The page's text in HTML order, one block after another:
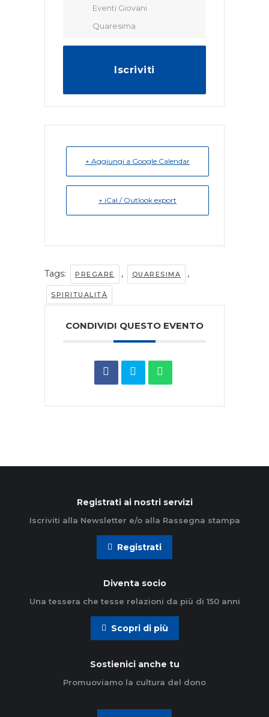
Eventi Giovani
Quaresima
Iscriviti
+ Aggiungi a Google Calendar
+ iCal / Outlook export
Tags: PREGARE , QUARESIMA ,
SPIRITUALITÀ
CONDIVIDI QUESTO EVENTO
Registrati ai nostri servizi
Iscriviti alla Newsletter e/o alla Rassegna stampa
Registrati
Diventa socio
Una tessera che tesse relazioni da più di 150 anni
Scopri di più
Sostienici anche tu
Promuoviamo la cultura del dono